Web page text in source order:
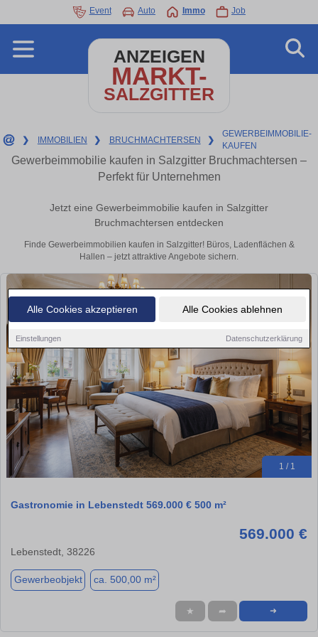
Alle Cookies akzeptieren Alle Cookies ablehnen
Einstellungen Datenschutzerklärung
Event Auto Immo Job
ANZEIGEN
MARKT-
SALZGITTER
❯ IMMOBILIEN ❯ BRUCHMACHTERSEN ❯
GEWERBEIMMOBILIE-
KAUFEN
Gewerbeimmobilie kaufen in Salzgitter Bruchmachtersen –
Perfekt für Unternehmen
Jetzt eine Gewerbeimmobilie kaufen in Salzgitter
Bruchmachtersen entdecken
Finde Gewerbeimmobilien kaufen in Salzgitter! Büros, Ladenflächen &
Hallen – jetzt attraktive Angebote sichern.
1 / 1
Gastronomie in Lebenstedt 569.000 € 500 m²
569.000 €
Lebenstedt, 38226
Gewerbeobjekt ca. 500,00 m²
★ ➦ ➜